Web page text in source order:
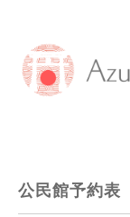
公民館予約表